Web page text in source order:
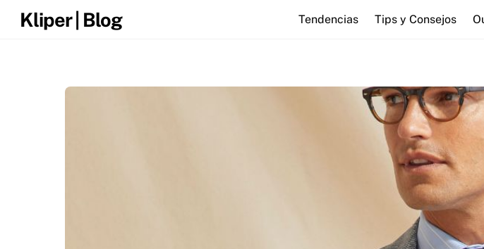
Kliper | Blog Tendencias Tips y Consejos